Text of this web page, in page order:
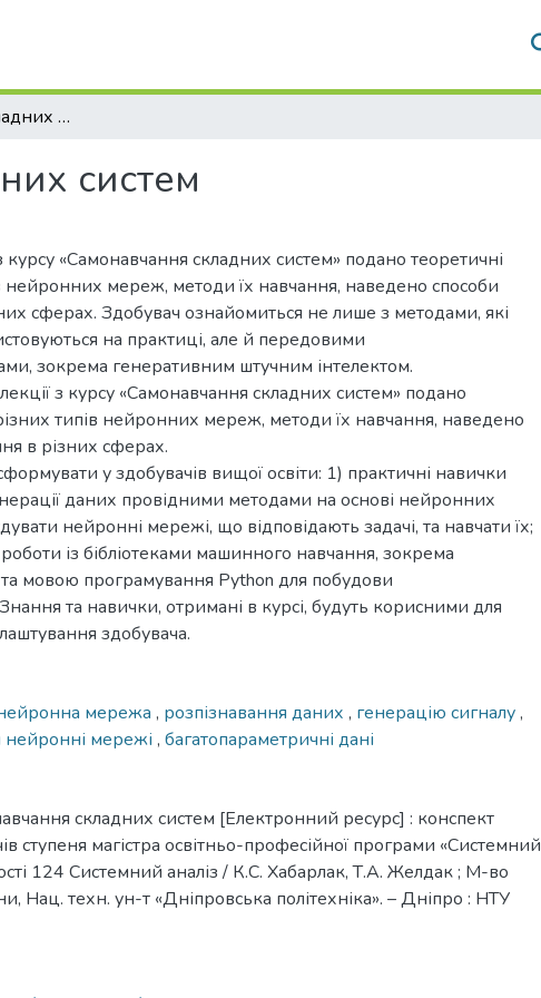
Самонавчання складних систем
систем
курсу «Самонавчання складних систем» подано теоретичні
нейронних мереж, методи їх навчання, наведено способи
сферах. Здобувач ознайомиться не лише з методами, які
на практиці, але й передовими
зокрема генеративним штучним інтелектом.
з курсу «Самонавчання складних систем» подано
типів нейронних мереж, методи їх навчання, наведено
в різних сферах.
у здобувачів вищої освіти: 1) практичні навички
даних провідними методами на основі нейронних
нейронні мережі, що відповідають задачі, та навчати їх;
із бібліотеками машинного навчання, зокрема
та мовою програмування Python для побудови
та навички, отримані в курсі, будуть корисними для
здобувача.
мережа , розпізнавання даних , генерацію сигналу,
нейронні мережі , багатопараметричні дані
складних систем [Електронний ресурс] : конспект
ступеня магістра освітньо-професійної програми «Системний
124 Системний аналіз / К.С. Хабарлак, Т.А. Желдак ; М-во
Нац. техн. ун-т «Дніпровська політехніка». – Дніпро : НТУ